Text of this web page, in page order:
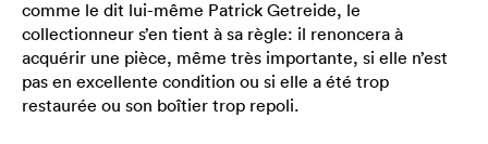
comme le dit lui-même Patrick Getreide, le
collectionneur s’en tient à sa règle: il renoncera à
acquérir une pièce, même très importante, si elle n’est
pas en excellente condition ou si elle a été trop
restaurée ou son boîtier trop repoli.